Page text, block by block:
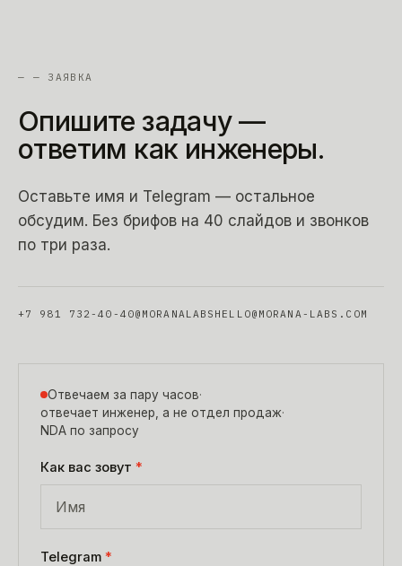
— — ЗАЯВКА
Опишите задачу —
ответим как инженеры.
Оставьте имя и Telegram — остальное
обсудим. Без брифов на 40 слайдов и звонков
по три раза.
+7 981 732-40-40@MORANALABS HELLO@MORANA-LABS.COM
Отвечаем за пару часов·
отвечает инженер, а не отдел продаж·
NDA по запросу
Как вас зовут *
Telegram *